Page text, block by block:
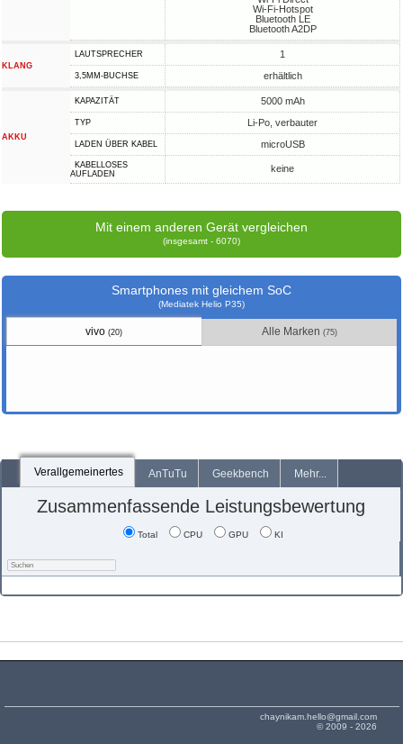
Wi-Fi-Hotspot
Bluetooth LE
Bluetooth A2DP
KLANG
LAUTSPRECHER 1
3,5MM-BUCHSE erhältlich
AKKU
KAPAZITÄT 5000 mAh
TYP Li-Po, verbauter
LADEN ÜBER KABEL microUSB
KABELLOSES
AUFLADEN
keine
Mit einem anderen Gerät vergleichen
(insgesamt - 6070)
Smartphones mit gleichem SoC
(Mediatek Helio P35)
vivo(20) Alle Marken (75)
Verallgemeinertes AnTuTu Geekbench Mehr...
Zusammenfassende Leistungsbewertung
Total CPU GPU KI
chaynikam.hello@gmail.com
© 2009 - 2026